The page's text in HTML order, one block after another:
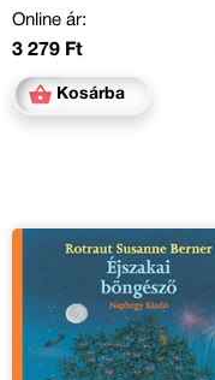
Online ár:
3 279 Ft
Kosárba